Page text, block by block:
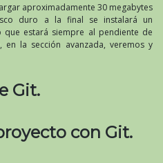
aproximadamente 30 megabytes
duro a la final se instalará un
que estará siempre al pendiente de
en la sección avanzada, veremos y
Git.
con Git.